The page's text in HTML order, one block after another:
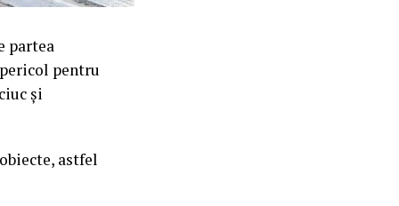
partea
pentru
și
astfel